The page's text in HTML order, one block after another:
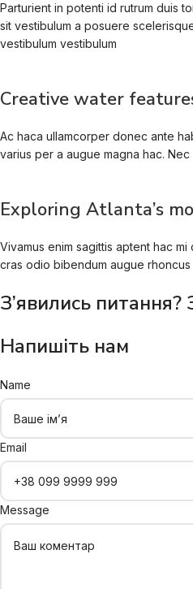
Parturient in potenti id rutrum duis
sit vestibulum a posuere
vestibulum vestibulum
Creative water
Ac haca ullamcorper donec ante
varius per a augue magna hac.
Exploring Atlanta’s
Vivamus enim sagittis aptent hac
cras odio bibendum augue
З’явились питання?
Напишіть нам
Name
Email
Message